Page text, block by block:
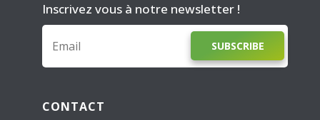
Inscrivez vous à notre newsletter !
SUBSCRIBE
CONTACT